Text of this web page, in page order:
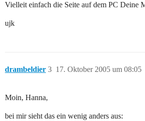
Vielleit einfach die Seite auf dem PC Deine
ujk
drambeldier 17. Oktober 2005 um 08:05
3
Moin, Hanna,
bei mir sieht das ein wenig anders aus: